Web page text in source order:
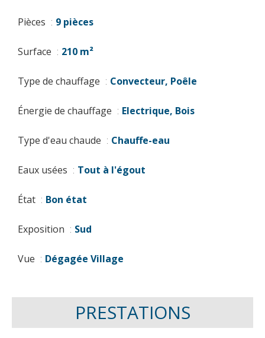
Pièces 9 pièces
Surface 210 m²
Type de chauffage Convecteur, Poêle
Énergie de chauffage Electrique, Bois
Type d'eau chaude Chauffe-eau
Eaux usées Tout à l'égout
État Bon état
Exposition Sud
Vue Dégagée Village
PRESTATIONS